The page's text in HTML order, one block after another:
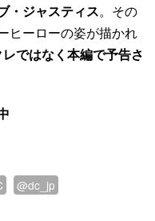
・ジャスティス。その
ヒーローの姿が描かれ
ではなく本編で予告さ
@dc_jp